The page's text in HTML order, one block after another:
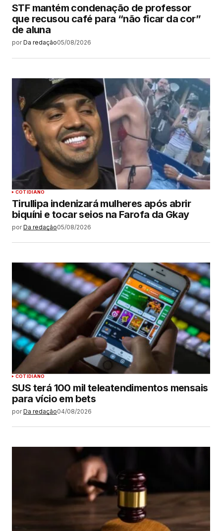
STF mantém condenação de professor
que recusou café para “não ficar da cor”
de aluna
por Da redação05/08/2026
COTIDIANO
Tirullipa indenizará mulheres após abrir
biquíni e tocar seios na Farofa da Gkay
por Da redação05/08/2026
COTIDIANO
SUS terá 100 mil teleatendimentos mensais
para vício em bets
por Da redação04/08/2026